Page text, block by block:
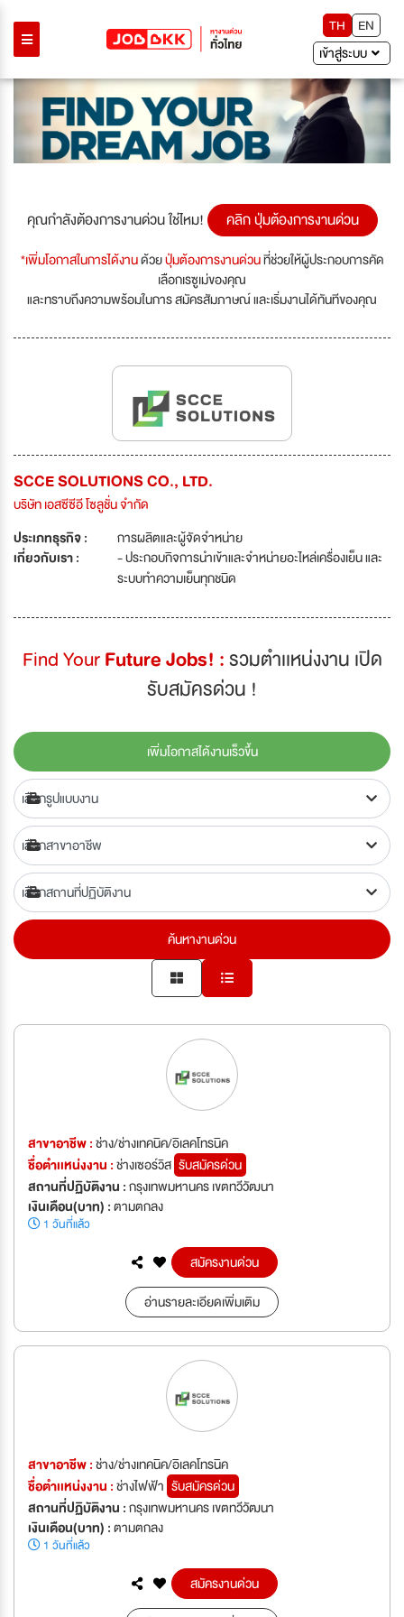
TH
EN
เข้าสู่ระบบ
คุณกำลังต้องการงานด่วน ใช่ไหม! คลิก ปุ่มต้องการงานด่วน
*เพิ่มโอกาสในการได้งานด้วยปุ่มต้องการงานด่วนที่ช่วยให้ผู้ประกอบการคัด
เลือกเรซูเม่ของคุณ
และทราบถึงความพร้อมในการ สมัครสัมภาษณ์ และเริ่มงานได้ทันทีของคุณ
SCCE SOLUTIONS CO., LTD.
บริษัท เอสซีซีอี โซลูชั่น จำกัด
ประเภทธุรกิจ :
การผลิตและผู้จัดจำหน่าย
เกี่ยวกับเรา :
- ประกอบกิจการนำเข้าและจำหน่ายอะไหล่เครื่องเย็น และ
ระบบทำความเย็นทุกชนิด
Find YourFuture Jobs! :รวมตำเเหน่งงาน เปิด
รับสมัครด่วน !
เพิ่มโอกาสได้งานเร็วขึ้น
ค้นหางานด่วน
สาขาอาชีพ :ช่าง/ช่างเทคนิค/อิเลคโทรนิค
ชื่อตำเเหน่งงาน :ช่างเซอร์วิส รับสมัครด่วน
สถานที่ปฏิบัติงาน :กรุงเทพมหานคร เขตทวีวัฒนา
เงินเดือน(บาท) :ตามตกลง
1 วันที่แล้ว
สมัครงานด่วน
อ่านรายละเอียดเพิ่มเติม
สาขาอาชีพ :ช่าง/ช่างเทคนิค/อิเลคโทรนิค
ชื่อตำเเหน่งงาน :ช่างไฟฟ้า รับสมัครด่วน
สถานที่ปฏิบัติงาน :กรุงเทพมหานคร เขตทวีวัฒนา
เงินเดือน(บาท) :ตามตกลง
1 วันที่แล้ว
สมัครงานด่วน